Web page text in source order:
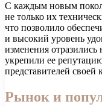
С каждым новым
не только их
что позволило
и высокий уровень
изменения
укрепили ее
представителей своей
Рынок и